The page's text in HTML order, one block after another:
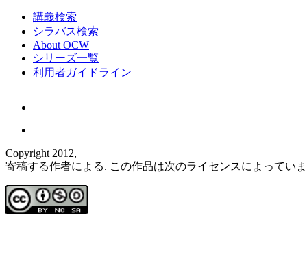
講義検索
シラバス検索
About OCW
シリーズ一覧
利用者ガイドライン
Copyright 2012,
寄稿する作者による. この作品は次のライセンスによってい